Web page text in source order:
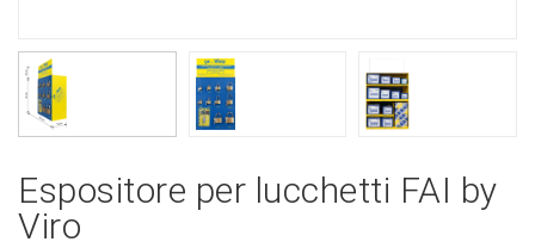
Espositore per lucchetti FAI by
Viro